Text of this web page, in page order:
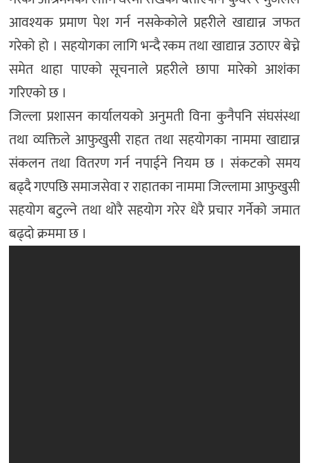
आवश्यक प्रमाण पेश गर्न नसकेकोले प्रहरीले खाद्यान्न जफत
गरेको हो । सहयाेगका लागि भन्दै रकम तथा खाद्यान्न उठाएर बेच्ने
समेत थाहा पाएकाे सूचनाले प्रहरीले छापा मारेकाे आशंका
गरिएकाे छ ।
जिल्ला प्रशासन कार्यालयको अनुमती विना कुनैपनि संघसंस्था
तथा व्यक्तिले आफुखुसी राहत तथा सहयोगका नाममा खाद्यान्न
संकलन तथा वितरण गर्न नपाईने नियम छ । संकटको समय
बढ्दै गएपछि समाजसेवा र राहातका नाममा जिल्लामा आफुखुसी
सहयोग बटुल्ने तथा थोरै सहयोग गरेर धेरै प्रचार गर्नेको जमात
बढ्दो क्रममा छ ।